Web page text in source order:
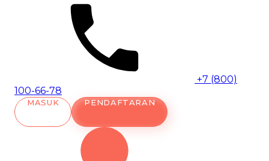
+7 (800)
100-66-78
MASUK PENDAFTARAN